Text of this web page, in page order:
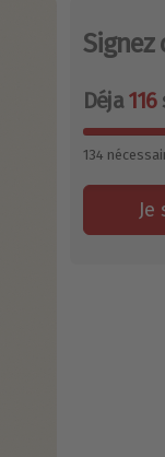
Déja116
134